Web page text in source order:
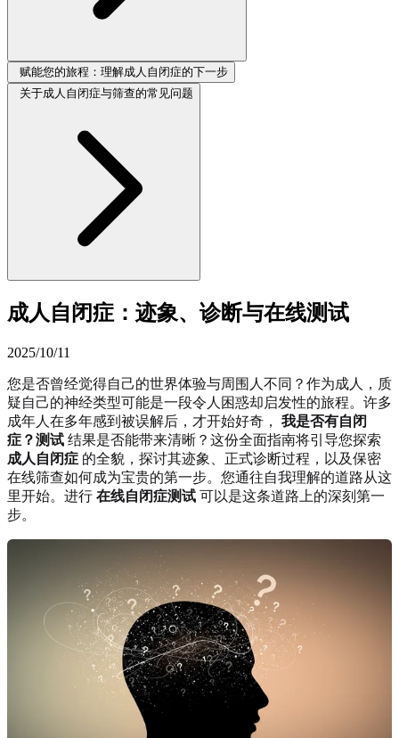
赋能您的旅程：理解成人自闭症的下一步
关于成人自闭症与筛查的常见问题
成人自闭症：迹象、诊断与在线测试
2025/10/11
您是否曾经觉得自己的世界体验与周围人不同？作为成人，质
疑自己的神经类型可能是一段令人困惑却启发性的旅程。许多
成年人在多年感到被误解后，才开始好奇， 我是否有自闭
症？测试 结果是否能带来清晰？这份全面指南将引导您探索
成人自闭症 的全貌，探讨其迹象、正式诊断过程，以及保密
在线筛查如何成为宝贵的第一步。您通往自我理解的道路从这
里开始。进行 在线自闭症测试 可以是这条道路上的深刻第一
步。